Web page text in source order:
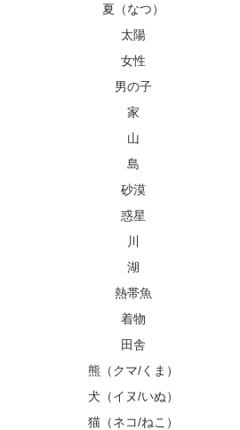
夏（なつ）
太陽
女性
男の子
家
山
島
砂漠
惑星
川
湖
熱帯魚
着物
田舎
熊（クマ/くま）
犬（イヌ/いぬ）
猫（ネコ/ねこ）